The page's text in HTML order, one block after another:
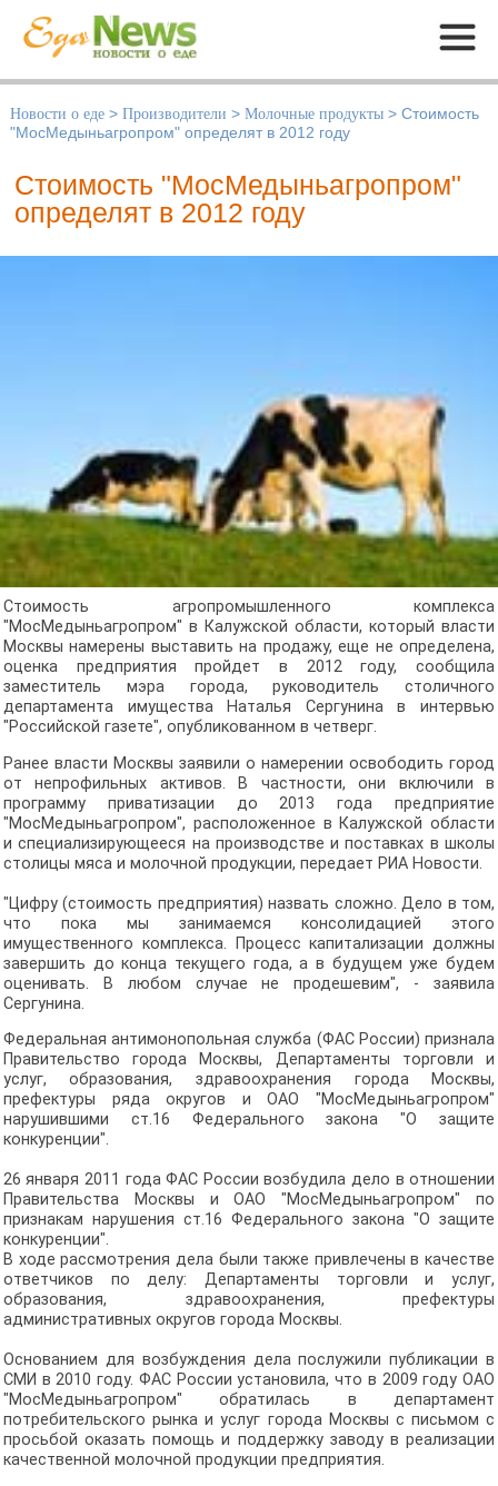
Меню
Новости о еде > Производители > Молочные продукты > Стоимость
"МосМедыньагропром" определят в 2012 году
Стоимость "МосМедыньагропром"
определят в 2012 году
Стоимость агропромышленного комплекса
"МосМедыньагропром" в Калужской области, который власти
Москвы намерены выставить на продажу, еще не определена,
оценка предприятия пройдет в 2012 году, сообщила
заместитель мэра города, руководитель столичного
департамента имущества Наталья Сергунина в интервью
"Российской газете", опубликованном в четверг.
Ранее власти Москвы заявили о намерении освободить город
от непрофильных активов. В частности, они включили в
программу приватизации до 2013 года предприятие
"МосМедыньагропром", расположенное в Калужской области
и специализирующееся на производстве и поставках в школы
столицы мяса и молочной продукции, передает РИА Новости.
"Цифру (стоимость предприятия) назвать сложно. Дело в том,
что пока мы занимаемся консолидацией этого
имущественного комплекса. Процесс капитализации должны
завершить до конца текущего года, а в будущем уже будем
оценивать. В любом случае не продешевим", - заявила
Сергунина.
Федеральная антимонопольная служба (ФАС России) признала
Правительство города Москвы, Департаменты торговли и
услуг, образования, здравоохранения города Москвы,
префектуры ряда округов и ОАО "МосМедыньагропром"
нарушившими ст.16 Федерального закона "О защите
конкуренции".
26 января 2011 года ФАС России возбудила дело в отношении
Правительства Москвы и ОАО "МосМедыньагропром" по
признакам нарушения ст.16 Федерального закона "О защите
конкуренции".
В ходе рассмотрения дела были также привлечены в качестве
ответчиков по делу: Департаменты торговли и услуг,
образования, здравоохранения, префектуры
административных округов города Москвы.
Основанием для возбуждения дела послужили публикации в
СМИ в 2010 году. ФАС России установила, что в 2009 году ОАО
"МосМедыньагропром" обратилась в департамент
потребительского рынка и услуг города Москвы с письмом с
просьбой оказать помощь и поддержку заводу в реализации
качественной молочной продукции предприятия.